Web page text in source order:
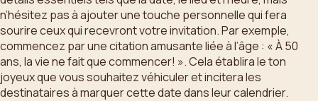
n’hésitez pas à ajouter une touche personnelle qui fera
sourire ceux qui recevront votre invitation. Par exemple,
commencez par une citation amusante liée à l’âge : « À 50
ans, la vie ne fait que commencer! ». Cela établira le ton
joyeux que vous souhaitez véhiculer et incitera les
destinataires à marquer cette date dans leur calendrier.